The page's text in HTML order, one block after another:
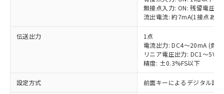
無接点入力: ON: 残留電圧
流出電流: 約7mA(1接点あた
伝送出力
1点
電流出力: DC4～20mA (負
リニア電圧出力: DC1～5V
精度: ±0.3%FS以下
設定方式 前面キーによるデジタル設定